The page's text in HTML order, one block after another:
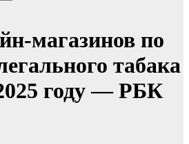
магазинов по
табака
году — РБК